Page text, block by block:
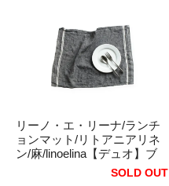
リーノ・エ・リーナ/ランチ
ョンマット/リトアニアリネ
ン/麻/linoelina【デュオ】ブ
SOLD OUT